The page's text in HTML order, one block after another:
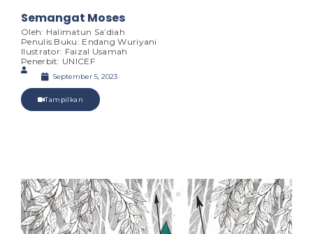
Semangat Moses
Oleh: Halimatun Sa’diah
Penulis Buku: Endang Wuriyani
Ilustrator: Faizal Usamah
Penerbit: UNICEF
September 5, 2023
Tampilkan